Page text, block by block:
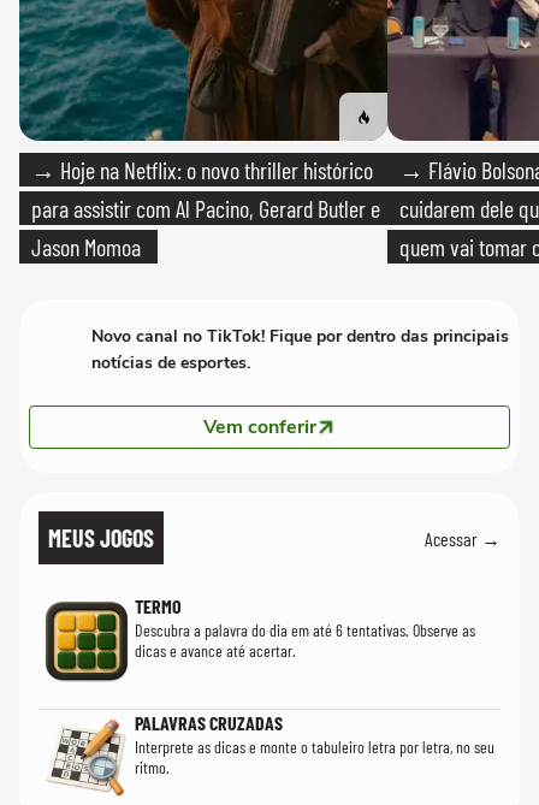
→ Hoje na Netflix: o novo thriller histórico
para assistir com Al Pacino, Gerard Butler e
Jason Momoa
→ Flávio
cuidarem dele
quem vai tomar
Novo canal no TikTok! Fique por dentro das principais
notícias de esportes.
Vem conferir
MEUS JOGOS Acessar →
TERMO
Descubra a palavra do dia em até 6 tentativas. Observe as
dicas e avance até acertar.
PALAVRAS CRUZADAS
Interprete as dicas e monte o tabuleiro letra por letra, no seu
ritmo.